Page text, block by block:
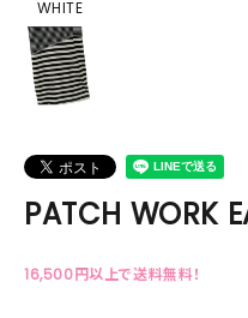
WHITE
PATCH WORK
16,500円以上で送料無料！